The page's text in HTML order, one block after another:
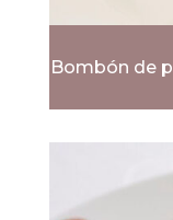
Bombón de